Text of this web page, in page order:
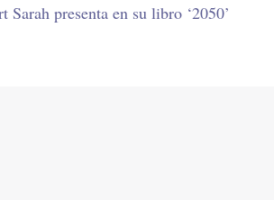
presenta en su libro ‘2050’